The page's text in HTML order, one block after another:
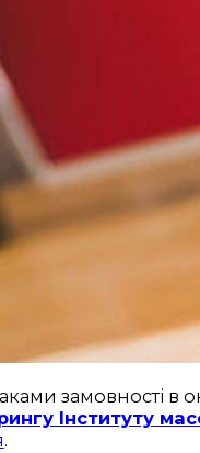
замовності
Інституту
.